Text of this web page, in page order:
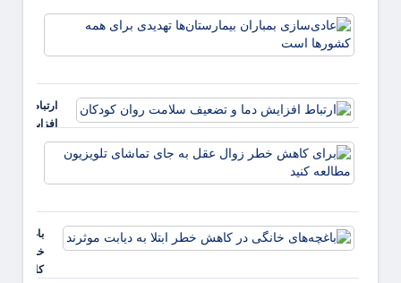
ارتباط
افزایش
دما و
کودکان
باغچه‌های
خانگی در
کاهش